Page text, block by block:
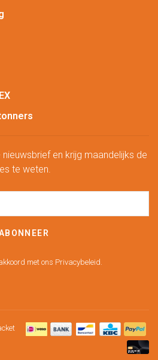
en krijg maandelijks de
te weten.
met ons Privacybeleid.